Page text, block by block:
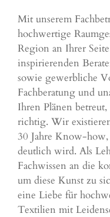
Mit unserem
hochwertige
Region an Ihrer
inspirierenden
sowie gewerbliche
Fachberatung und
Ihren Plänen
richtig. Wir
30 Jahre Know-how,
deutlich wird. Als
Fachwissen an die
um diese Kunst zu
eine Liebe für
Textilien mit